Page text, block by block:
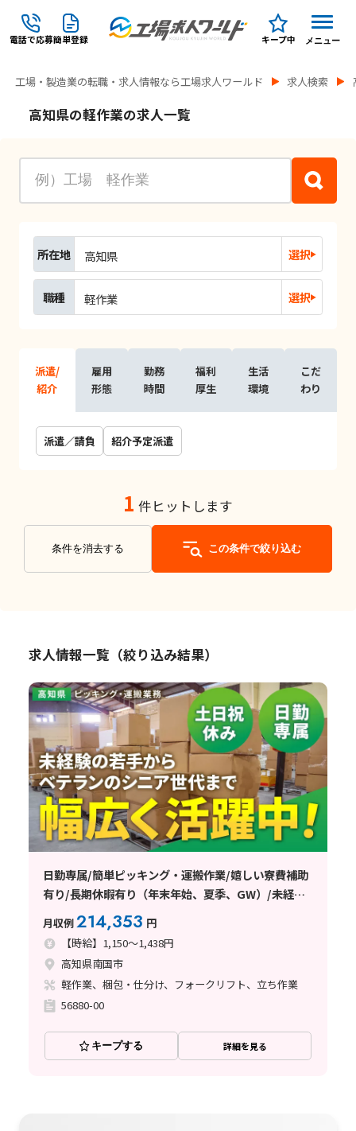
電話で応募簡単登録 キープ中 メニュー
工場・製造業の転職・求人情報なら工場求人ワールド 求人検索
高知県の軽作業の求人一覧
所在地 高知県 選択
職種 軽作業 選択
派遣/
紹介
雇用
形態
勤務
時間
福利
厚生
生活
環境
こだ
わり
派遣／請負 紹介予定派遣
1 件ヒットします
条件を消去する この条件で絞り込む
求人情報一覧（絞り込み結果）
日勤専属/簡単ピッキング・運搬作業/嬉しい寮費補助
有り/長期休暇有り（年末年始、夏季、GW）/未経験
の若手からベテランのシニア世代まで幅広く活躍中◎
月収例214,353 円
【時給】1,150～1,438円
高知県南国市
軽作業、梱包・仕分け、フォークリフト、立ち作業
56880-00
キープする 詳細を見る